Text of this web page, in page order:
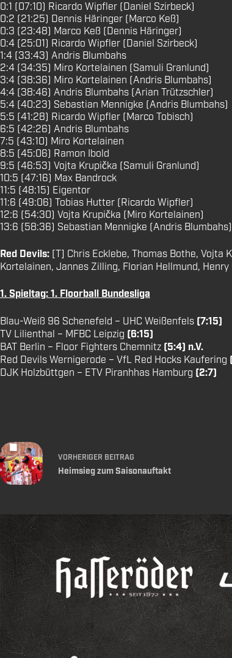
0:1 (07:10) Ricardo Wipfler (Daniel Szirbeck)
0:2 (21:25) Dennis Häringer (Marco Keß)
0:3 (23:48) Marco Keß (Dennis Häringer)
0:4 (25:01) Ricardo Wipfler (Daniel Szirbeck)
1:4 (33:43) Andris Blumbahs
2:4 (34:35) Miro Kortelainen (Samuli Granlund)
3:4 (38:36) Miro Kortelainen (Andris Blumbahs)
4:4 (38:46) Andris Blumbahs (Arian Trützschler)
5:4 (40:23) Sebastian Mennigke (Andris Blumbahs)
5:5 (41:28) Ricardo Wipfler (Marco Tobisch)
6:5 (42:26) Andris Blumbahs
7:5 (43:10) Miro Kortelainen
8:5 (45:06) Ramon Ibold
9:5 (46:53) Vojta Krupička (Samuli Granlund)
10:5 (47:16) Max Bandrock
11:5 (48:15) Eigentor
11:6 (49:06) Tobias Hutter (Ricardo Wipfler)
12:6 (54:30) Vojta Krupička (Miro Kortelainen)
13:6 (58:36) Sebastian Mennigke (Andris Blumbahs)
Red Devils: [T] Chris Ecklebe, Thomas Bothe, Vojta
Kortelainen, Jannes Zilling, Florian Hellmund,
1. Spieltag: 1. Floorball Bundesliga
Blau-Weiß 96 Schenefeld – UHC Weißenfels (7:15)
TV Lilienthal – MFBC Leipzig (6:15)
BAT Berlin – Floor Fighters Chemnitz (5:4) n.V.
Red Devils Wernigerode – VfL Red Hocks Kaufering
DJK Holzbüttgen – ETV Piranhhas Hamburg (2:7)
VORHERIGER BEITRAG
Heimsieg zum Saisonauftakt